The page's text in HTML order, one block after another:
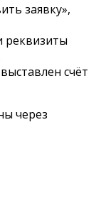
заявку»,
реквизиты
счёт
через